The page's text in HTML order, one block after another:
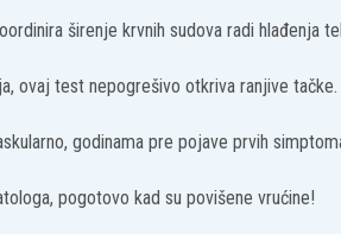
širenje krvnih sudova radi hlađenja
ovaj test nepogrešivo otkriva ranjive tačke.
godinama pre pojave prvih
pogotovo kad su povišene vrućine!